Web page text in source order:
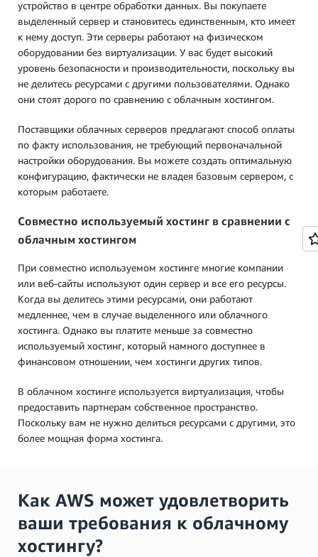
устройство в центре обработки данных. Вы покупаете
выделенный сервер и становитесь единственным, кто имеет
к нему доступ. Эти серверы работают на физическом
оборудовании без виртуализации. У вас будет высокий
уровень безопасности и производительности, поскольку вы
не делитесь ресурсами с другими пользователями. Однако
они стоят дорого по сравнению с облачным хостингом.
Поставщики облачных серверов предлагают способ оплаты
по факту использования, не требующий первоначальной
настройки оборудования. Вы можете создать оптимальную
конфигурацию, фактически не владея базовым сервером, с
которым работаете.
Совместно используемый хостинг в сравнении с
облачным хостингом
При совместно используемом хостинге многие компании
или веб-сайты используют один сервер и все его ресурсы.
Когда вы делитесь этими ресурсами, они работают
медленнее, чем в случае выделенного или облачного
хостинга. Однако вы платите меньше за совместно
используемый хостинг, который намного доступнее в
финансовом отношении, чем хостинги других типов.
В облачном хостинге используется виртуализация, чтобы
предоставить партнерам собственное пространство.
Поскольку вам не нужно делиться ресурсами с другими, это
более мощная форма хостинга.
Как AWS может удовлетворить
ваши требования к облачному
хостингу?